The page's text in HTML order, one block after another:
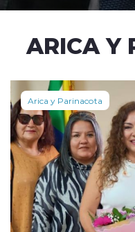
ARICA Y
Arica y Parinacota